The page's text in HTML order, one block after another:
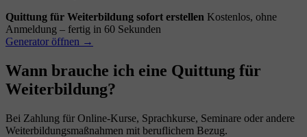
Quittung für Weiterbildung sofort erstellen Kostenlos, ohne
Anmeldung – fertig in 60 Sekunden
Generator öffnen →
Wann brauche ich eine Quittung für
Weiterbildung?
Bei Zahlung für Online-Kurse, Sprachkurse, Seminare oder andere
Weiterbildungsmaßnahmen mit beruflichem Bezug.